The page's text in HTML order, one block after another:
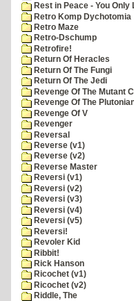
Rest in Peace - You Only
Retro Komp Dychotomia
Retro Maze
Retro-Dschump
Retrofire!
Return Of Heracles
Return Of The Fungi
Return Of The Jedi
Revenge Of The Mutant
Revenge Of The
Revenge Of V
Revenger
Reversal
Reverse (v1)
Reverse (v2)
Reverse Master
Reversi (v1)
Reversi (v2)
Reversi (v3)
Reversi (v4)
Reversi (v5)
Reversi!
Revoler Kid
Ribbit!
Rick Hanson
Ricochet (v1)
Ricochet (v2)
Riddle, The